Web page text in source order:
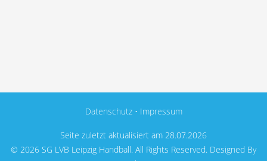
Datenschutz• Impressum
Seite zuletzt aktualisiert am 28.07.2026
© 2026 SG LVB Leipzig Handball. All Rights Reserved. Designed By